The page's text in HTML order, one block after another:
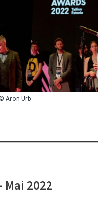
© Aron Urb
2022